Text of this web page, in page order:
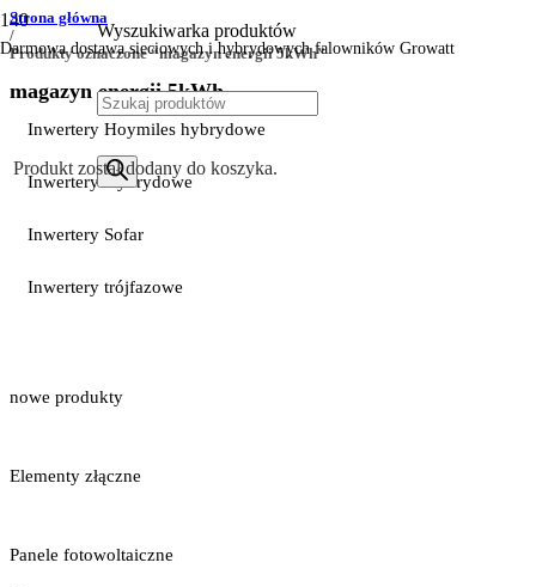
Darmowa dostawa sieciowych i hybrydowych falowników Growatt
Wyszukiwarka produktów
Produkt został dodany do koszyka.
Strona główna
/
Produkty oznaczone “magazyn energii 5kWh”
magazyn energii 5kWh
Inwertery Hoymiles hybrydowe
Inwertery Hybrydowe
Inwertery Sofar
Inwertery trójfazowe
nowe produkty
Elementy złączne
Panele fotowoltaiczne